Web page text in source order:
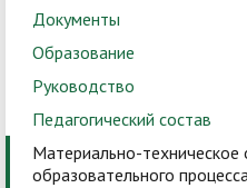
Документы
Образование
Руководство
Педагогический состав
Материально-техническое
образовательного